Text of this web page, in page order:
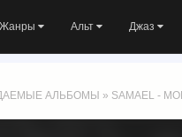
Жанры Альт Джаз
АЛЬБОМЫ » SAMAEL -